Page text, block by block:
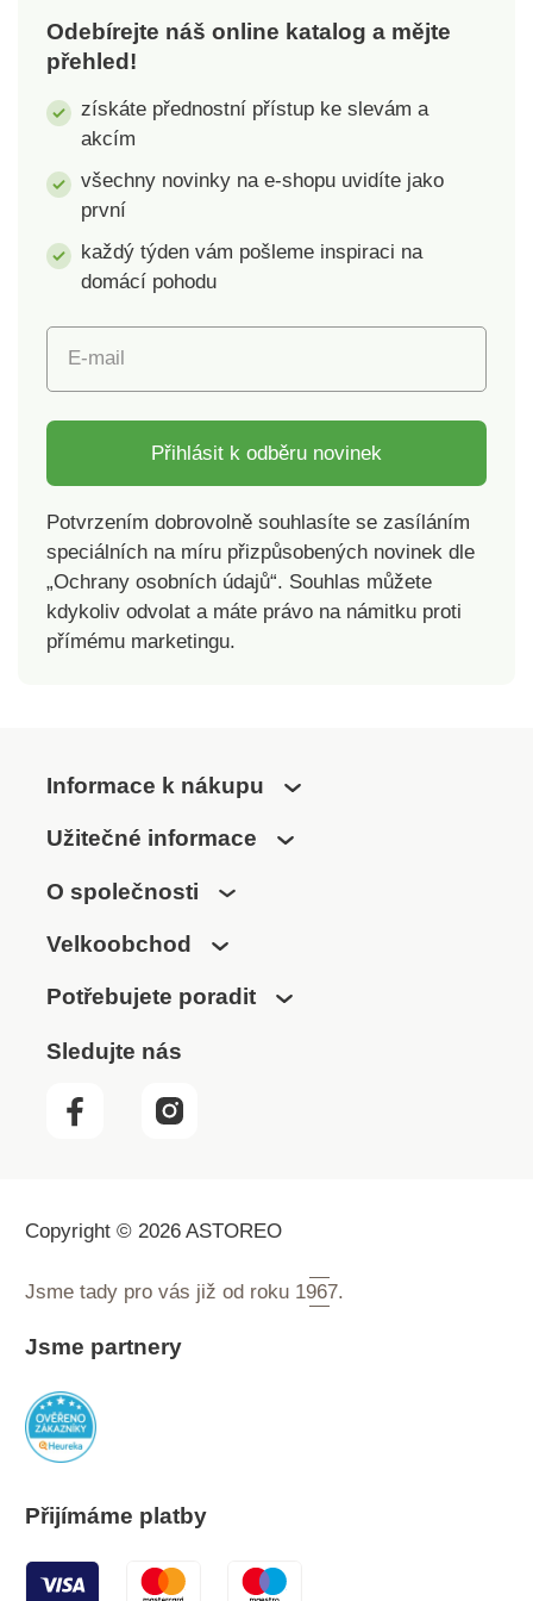
je maximálně odolné
vůči povětrnostním
vlivům. Zdroj: GU 10,
max. 35W.
je maximálně odolné
Odebírejte náš online katalog a mějte
přehled!
získáte přednostní přístup ke slevám a
akcím
všechny novinky na e-shopu uvidíte jako
první
každý týden vám pošleme inspiraci na
domácí pohodu
E-mail
Přihlásit k odběru novinek
Potvrzením dobrovolně souhlasíte se zasíláním
speciálních na míru přizpůsobených novinek dle
„Ochrany osobních údajů“. Souhlas můžete
kdykoliv odvolat a máte právo na námitku proti
přímému marketingu.
Informace k nákupu
Užitečné informace
O společnosti
Velkoobchod
Potřebujete poradit
Sledujte nás
Copyright © 2026 ASTOREO
Jsme tady pro vás již od roku 1967.
Jsme partnery
Přijímáme platby